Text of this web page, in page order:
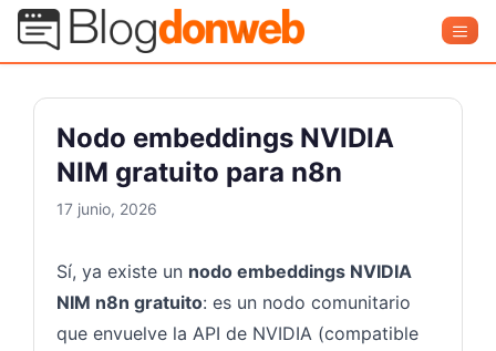
Saltar
contenido
Blog Donweb
Nodo embeddings NVIDIA
NIM gratuito para n8n
17 junio, 2026
Sí, ya existe un nodo embeddings NVIDIA
NIM n8n gratuito: es un nodo comunitario
que envuelve la API de NVIDIA (compatible